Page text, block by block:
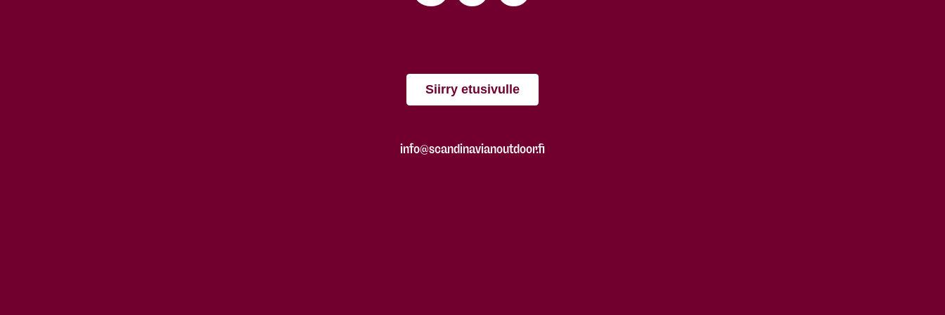
Siirry etusivulle
info@scandinavianoutdoor.fi